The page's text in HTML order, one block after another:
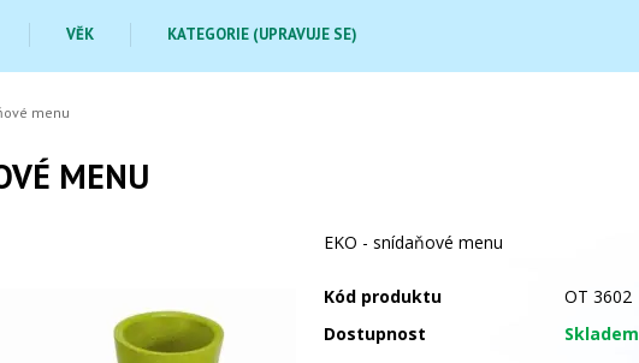
VĚK KATEGORIE (UPRAVUJE SE)
menu
MENU
EKO - snídaňové menu
Kód produktu
OT 3602
Dostupnost
Skladem